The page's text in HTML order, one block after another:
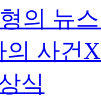
의 뉴
의 사건
식